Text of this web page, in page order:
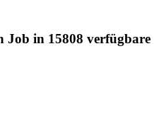
Job in 15808 verfügbare